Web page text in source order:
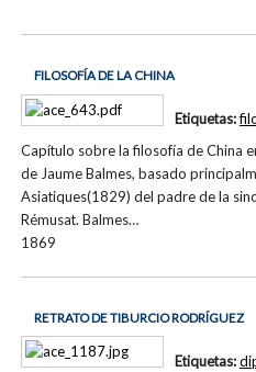
FILOSOFÍA DE LA CHINA
Capítulo sobre la filosofía de China
de Jaume Balmes, basado
Asiatiques(1829) del padre de la
Rémusat. Balmes…
1869
Etiquetas:
RETRATO DE TIBURCIO RODRÍGUEZ
Etiquetas: